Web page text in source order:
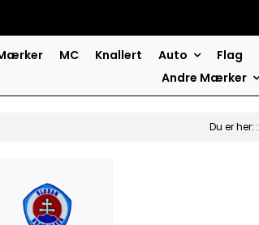
MC Knallert Auto Flag
Andre Mærker
Du er her: :